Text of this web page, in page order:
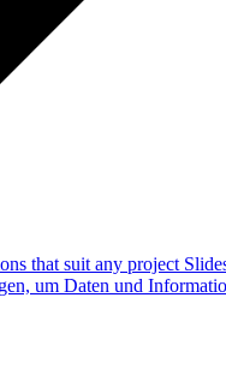
that suit any project
um Daten und